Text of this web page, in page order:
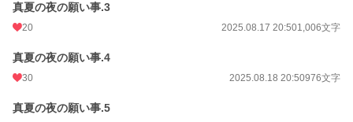
真夏の夜の願い事.3
20 2025.08.17 20:501,006文字
真夏の夜の願い事.4
30 2025.08.18 20:50976文字
真夏の夜の願い事.5